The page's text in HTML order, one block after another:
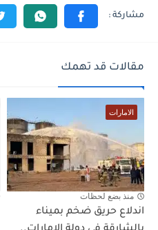
مقالات قد تهمك
الامارات
منذ بضع لحظات
اندلاع حريق ضخم بميناء